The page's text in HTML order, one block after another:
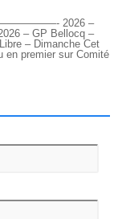
2026 –
– GP Bellocq –
– Dimanche Cet
en premier sur Comité